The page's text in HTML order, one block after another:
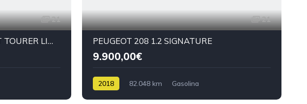
21
RENAULT CLIO 1.5 DCI SPORT TOURER LIMITED
21
PEUGEOT 208 1.2 SIGNATURE
9.900,00€
2018 82.048 km Gasolina